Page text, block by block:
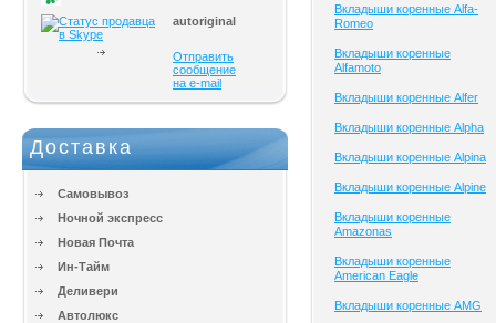
autoriginal
Отправить
сообщение
на e-mail
Доставка
Самовывоз
Ночной экспресс
Новая Почта
Ин-Тайм
Деливери
Автолюкс
Вкладыши коренные Alfa-
Romeo
Вкладыши коренные
Alfamoto
Вкладыши коренные Alfer
Вкладыши коренные Alpha
Вкладыши коренные Alpina
Вкладыши коренные Alpine
Вкладыши коренные
Amazonas
Вкладыши коренные
American Eagle
Вкладыши коренные AMG